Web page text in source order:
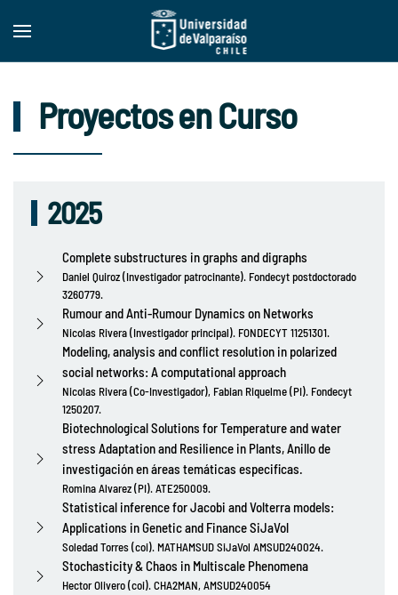
Skip to main content
Proyectos en Curso
2025
Complete substructures in graphs and digraphs
Daniel Quiroz (Investigador patrocinante). Fondecyt postdoctorado
3260779.
Rumour and Anti-Rumour Dynamics on Networks
Nicolas Rivera (Investigador principal). FONDECYT 11251301.
Modeling, analysis and conflict resolution in polarized
social networks: A computational approach
Nicolas Rivera (Co-Investigador), Fabian Riquelme (PI). Fondecyt
1250207.
Biotechnological Solutions for Temperature and water
stress Adaptation and Resilience in Plants, Anillo de
investigación en áreas temáticas especificas.
Romina Alvarez (PI). ATE250009.
Statistical inference for Jacobi and Volterra models:
Applications in Genetic and Finance SiJaVol
Soledad Torres (coi). MATHAMSUD SiJaVol AMSUD240024.
Stochasticity & Chaos in Multiscale Phenomena
Hector Olivero (coi). CHA2MAN, AMSUD240054